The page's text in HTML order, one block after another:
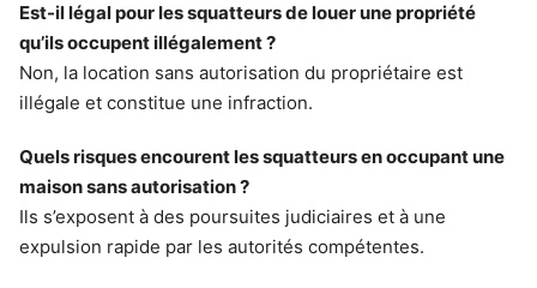
Est-il légal pour les squatteurs de louer une propriété
qu’ils occupent illégalement ?
Non, la location sans autorisation du propriétaire est
illégale et constitue une infraction.
Quels risques encourent les squatteurs en occupant une
maison sans autorisation ?
Ils s’exposent à des poursuites judiciaires et à une
expulsion rapide par les autorités compétentes.